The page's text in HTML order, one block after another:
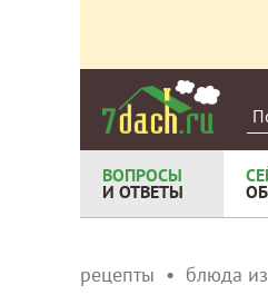
ВОПРОСЫ
И ОТВЕТЫ
рецепты блюда